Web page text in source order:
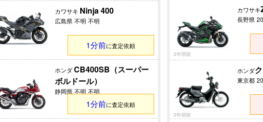
カワサキ Ninja 400
広島県 不明 不明
1分前に査定依頼
ホンダCB400SB（スーパー
ボルドール）
静岡県 不明 不明
1分前に査定依頼
カワサキ
長野県
3年弱前
ホンダ
東京都
3年弱前